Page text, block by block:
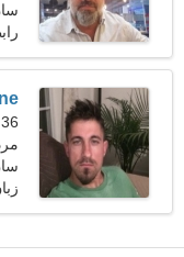
36 سال, لئو